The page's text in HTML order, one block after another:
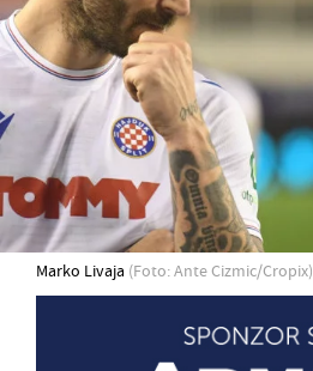
Marko Livaja (Foto: Ante Cizmic/Cropix)